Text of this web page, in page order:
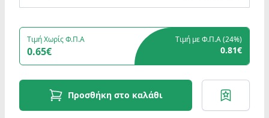
Τιμή Χωρίς Φ.Π.Α
0.65€
Τιμή με Φ.Π.Α (24%)
0.81€
Προσθήκη στο καλάθι